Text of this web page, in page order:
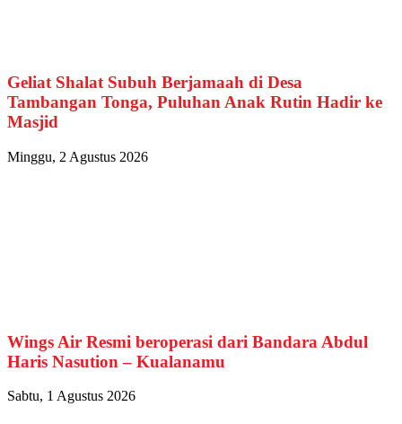
Geliat Shalat Subuh Berjamaah di Desa
Tambangan Tonga, Puluhan Anak Rutin Hadir ke
Masjid
Minggu, 2 Agustus 2026
Wings Air Resmi beroperasi dari Bandara Abdul
Haris Nasution – Kualanamu
Sabtu, 1 Agustus 2026